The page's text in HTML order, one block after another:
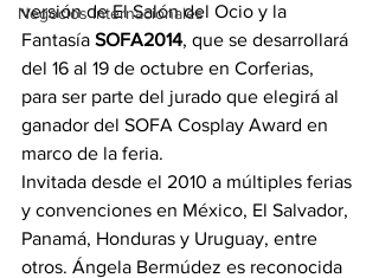
Negocios Internacionales
versión de El Salón del Ocio y la
Fantasía SOFA2014, que se desarrollará
del 16 al 19 de octubre en Corferias,
para ser parte del jurado que elegirá al
ganador del SOFA Cosplay Award en
marco de la feria.
Invitada desde el 2010 a múltiples ferias
y convenciones en México, El Salvador,
Panamá, Honduras y Uruguay, entre
otros. Ángela Bermúdez es reconocida